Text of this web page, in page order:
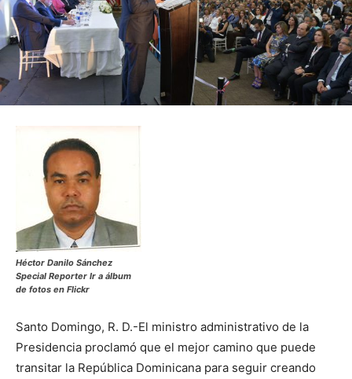
Héctor Danilo Sánchez
Special Reporter Ir a álbum
de fotos en Flickr
Santo Domingo, R. D.-El ministro administrativo de la
Presidencia proclamó que el mejor camino que puede
transitar la República Dominicana para seguir creando